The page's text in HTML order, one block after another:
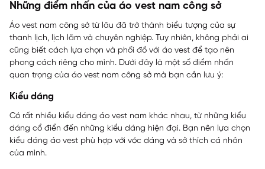
Những điểm nhấn của áo vest nam công sở
Áo vest nam công sở từ lâu đã trở thành biểu tượng của sự
thanh lịch, lịch lãm và chuyên nghiệp. Tuy nhiên, không phải ai
cũng biết cách lựa chọn và phối đồ với áo vest để tạo nên
phong cách riêng cho mình. Dưới đây là một số điểm nhấn
quan trọng của áo vest nam công sở mà bạn cần lưu ý:
Kiểu dáng
Có rất nhiều kiểu dáng áo vest nam khác nhau, từ những kiểu
dáng cổ điển đến những kiểu dáng hiện đại. Bạn nên lựa chọn
kiểu dáng áo vest phù hợp với vóc dáng và sở thích cá nhân
của mình.